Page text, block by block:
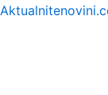
Menu